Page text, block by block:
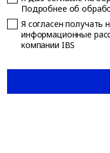
Подробнее об
Я согласен получать
информационные
компании IBS